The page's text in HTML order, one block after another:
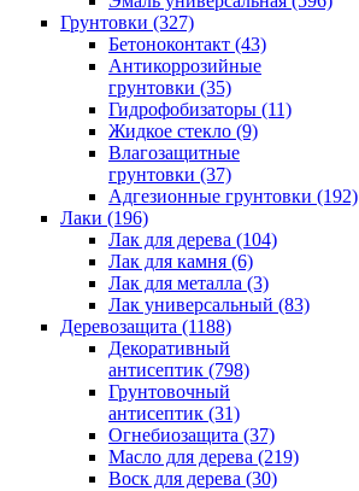
Грунтовки (327)
Бетоноконтакт (43)
Антикоррозийные
грунтовки (35)
Гидрофобизаторы (11)
Жидкое стекло (9)
Влагозащитные
грунтовки (37)
Адгезионные грунтовки (192)
Лаки (196)
Лак для дерева (104)
Лак для камня (6)
Лак для металла (3)
Лак универсальный (83)
Деревозащита (1188)
Декоративный
антисептик (798)
Грунтовочный
антисептик (31)
Огнебиозащита (37)
Масло для дерева (219)
Воск для дерева (30)